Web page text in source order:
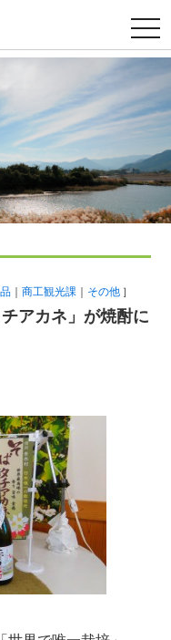
t
o
g
l
e
n
a
g
a
t
o
商工観光課 その他 ］
アカネ」が焼酎に